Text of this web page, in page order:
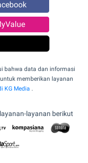
bahwa data dan informasi
memberikan layanan
KG Media .
layanan berikut